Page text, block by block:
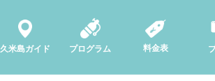
久米島ガイド プログラム 料金表